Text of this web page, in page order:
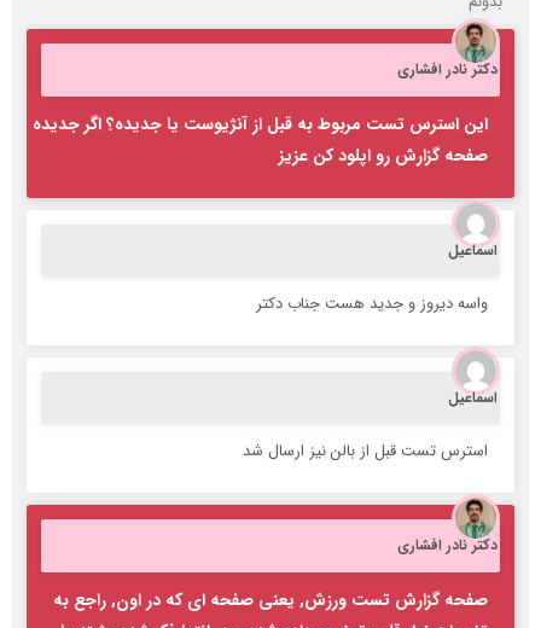
دکتر نادر افشاری
این استرس تست مربوط به قبل از آنژیوست یا جدیده؟ اگر جدیده
صفحه گزارش رو اپلود کن عزیز
اسماعیل
واسه دیروز و جدید هست جناب دکتر
اسماعیل
استرس تست قبل از بالن نیز ارسال شد
دکتر نادر افشاری
صفحه گزارش تست ورزش, یعنی صفحه ای که در اون, راجع به